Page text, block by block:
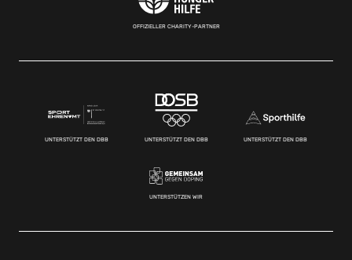
OFFIZIELLER CHARITY-PARTNER
UNTERSTÜTZT DEN DBB UNTERSTÜTZT DEN DBB UNTERSTÜTZT DEN DBB
UNTERSTÜTZEN WIR